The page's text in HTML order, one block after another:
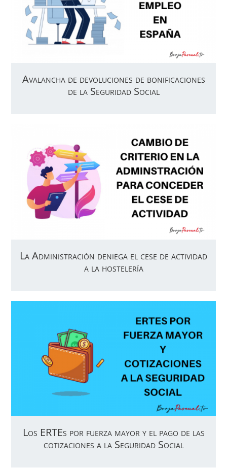
Avalancha de devoluciones de bonificaciones
de la Seguridad Social
La Administración deniega el cese de actividad
a la hostelería
Los ERTEs por fuerza mayor y el pago de las
cotizaciones a la Seguridad Social